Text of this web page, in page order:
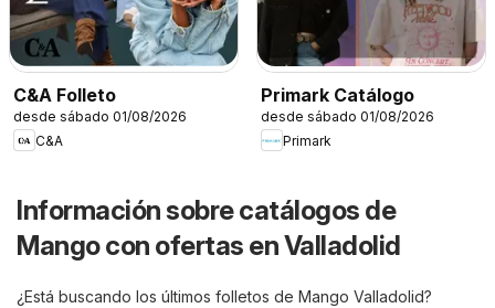
C&A Folleto
desde sábado 01/08/2026
C&A
Primark Catálogo
desde sábado 01/08/2026
Primark
Información sobre catálogos de
Mango con ofertas en Valladolid
¿Está buscando los últimos folletos de Mango Valladolid?